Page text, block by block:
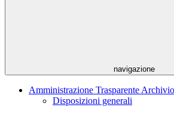
navigazione
Amministrazione Trasparente
Disposizioni generali